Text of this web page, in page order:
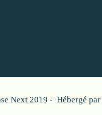
Next 2019 - Hébergé par